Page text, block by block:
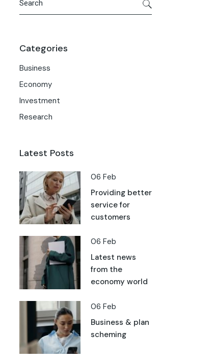
Categories
Business
Economy
Investment
Research
Latest Posts
06 Feb
Providing better
service for
customers
06 Feb
Latest news
from the
economy world
06 Feb
Business & plan
scheming